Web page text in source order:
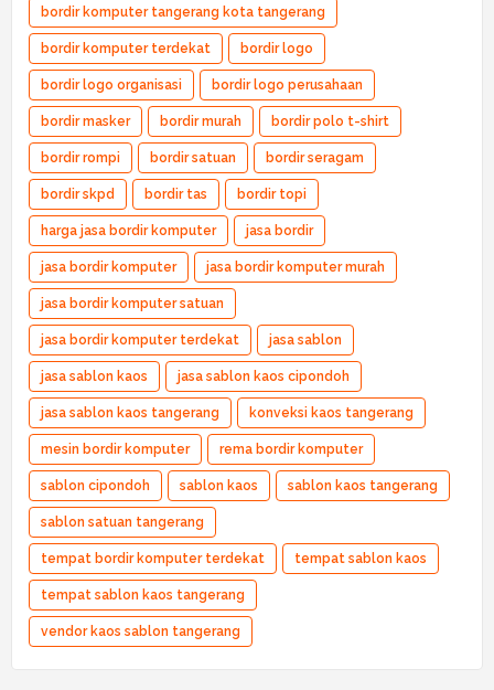
bordir komputer tangerang kota tangerang
bordir komputer terdekat bordir logo
bordir logo organisasi bordir logo perusahaan
bordir masker bordir murah bordir polo t-shirt
bordir rompi bordir satuan bordir seragam
bordir skpd bordir tas bordir topi
harga jasa bordir komputer jasa bordir
jasa bordir komputer jasa bordir komputer murah
jasa bordir komputer satuan
jasa bordir komputer terdekat jasa sablon
jasa sablon kaos jasa sablon kaos cipondoh
jasa sablon kaos tangerang konveksi kaos tangerang
mesin bordir komputer rema bordir komputer
sablon cipondoh sablon kaos sablon kaos tangerang
sablon satuan tangerang
tempat bordir komputer terdekat tempat sablon kaos
tempat sablon kaos tangerang
vendor kaos sablon tangerang